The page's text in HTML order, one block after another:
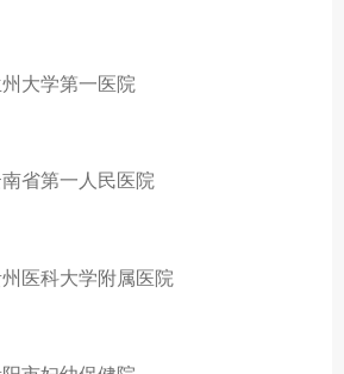
大学第一医院
省第一人民医院
医科大学附属医院